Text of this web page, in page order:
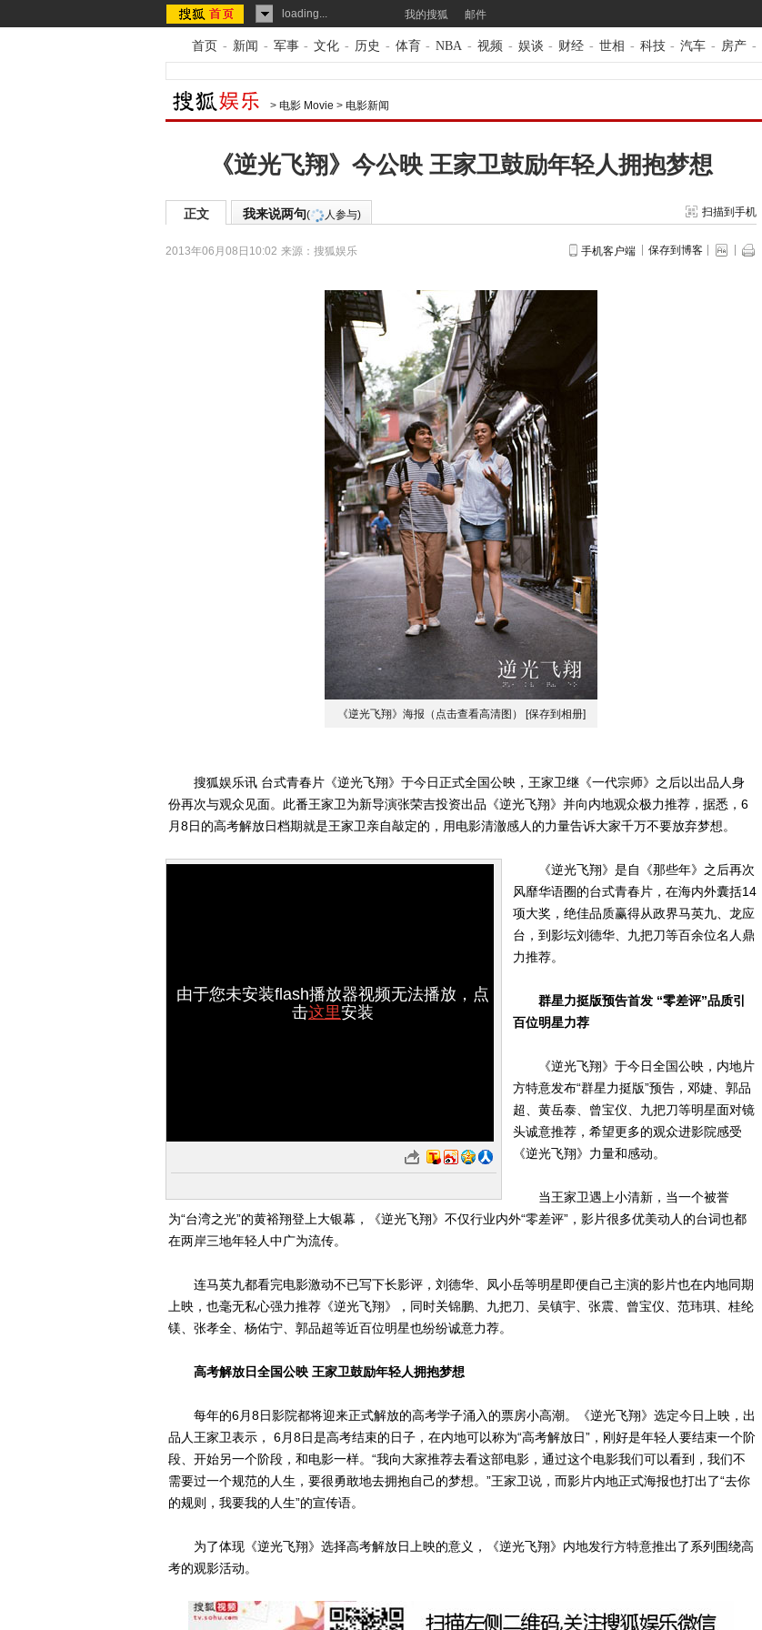
loading... 我的搜狐 邮件
首页 - 新闻 - 军事 - 文化 - 历史 - 体育 - NBA - 视频 - 娱谈 - 财经 - 世相 - 科技 - 汽车 - 房产 -
> 电影 Movie > 电影新闻
《逆光飞翔》今公映 王家卫鼓励年轻人拥抱梦想
正文 我来说两句( 人参与) 扫描到手机
2013年06月08日10:02 来源： 搜狐娱乐 手机客户端 保存到博客
《逆光飞翔》海报（点击查看高清图） [保存到相册]
搜狐娱乐讯 台式青春片《逆光飞翔》于今日正式全国公映，王家卫继《一代宗师》之后以出品人身
份再次与观众见面。此番王家卫为新导演张荣吉投资出品《逆光飞翔》并向内地观众极力推荐，据悉，6
月8日的高考解放日档期就是王家卫亲自敲定的，用电影清澈感人的力量告诉大家千万不要放弃梦想。
由于您未安装flash播放器视频无法播放，点
击这里安装
《逆光飞翔》是自《那些年》之后再次
风靡华语圈的台式青春片，在海内外囊括14
项大奖，绝佳品质赢得从政界马英九、龙应
台，到影坛刘德华、九把刀等百余位名人鼎
力推荐。
群星力挺版预告首发 “零差评”品质引
百位明星力荐
《逆光飞翔》于今日全国公映，内地片
方特意发布“群星力挺版”预告，邓婕、郭品
超、黄岳泰、曾宝仪、九把刀等明星面对镜
头诚意推荐，希望更多的观众进影院感受
《逆光飞翔》力量和感动。
当王家卫遇上小清新，当一个被誉
为“台湾之光”的黄裕翔登上大银幕，《逆光飞翔》不仅行业内外“零差评”，影片很多优美动人的台词也都
在两岸三地年轻人中广为流传。
连马英九都看完电影激动不已写下长影评，刘德华、凤小岳等明星即便自己主演的影片也在内地同期
上映，也毫无私心强力推荐《逆光飞翔》，同时关锦鹏、九把刀、吴镇宇、张震、曾宝仪、范玮琪、桂纶
镁、张孝全、杨佑宁、郭品超等近百位明星也纷纷诚意力荐。
高考解放日全国公映 王家卫鼓励年轻人拥抱梦想
每年的6月8日影院都将迎来正式解放的高考学子涌入的票房小高潮。《逆光飞翔》选定今日上映，出
品人王家卫表示， 6月8日是高考结束的日子，在内地可以称为“高考解放日”，刚好是年轻人要结束一个阶
段、开始另一个阶段，和电影一样。“我向大家推荐去看这部电影，通过这个电影我们可以看到，我们不
需要过一个规范的人生，要很勇敢地去拥抱自己的梦想。”王家卫说，而影片内地正式海报也打出了“去你
的规则，我要我的人生”的宣传语。
为了体现《逆光飞翔》选择高考解放日上映的意义，《逆光飞翔》内地发行方特意推出了系列围绕高
考的观影活动。